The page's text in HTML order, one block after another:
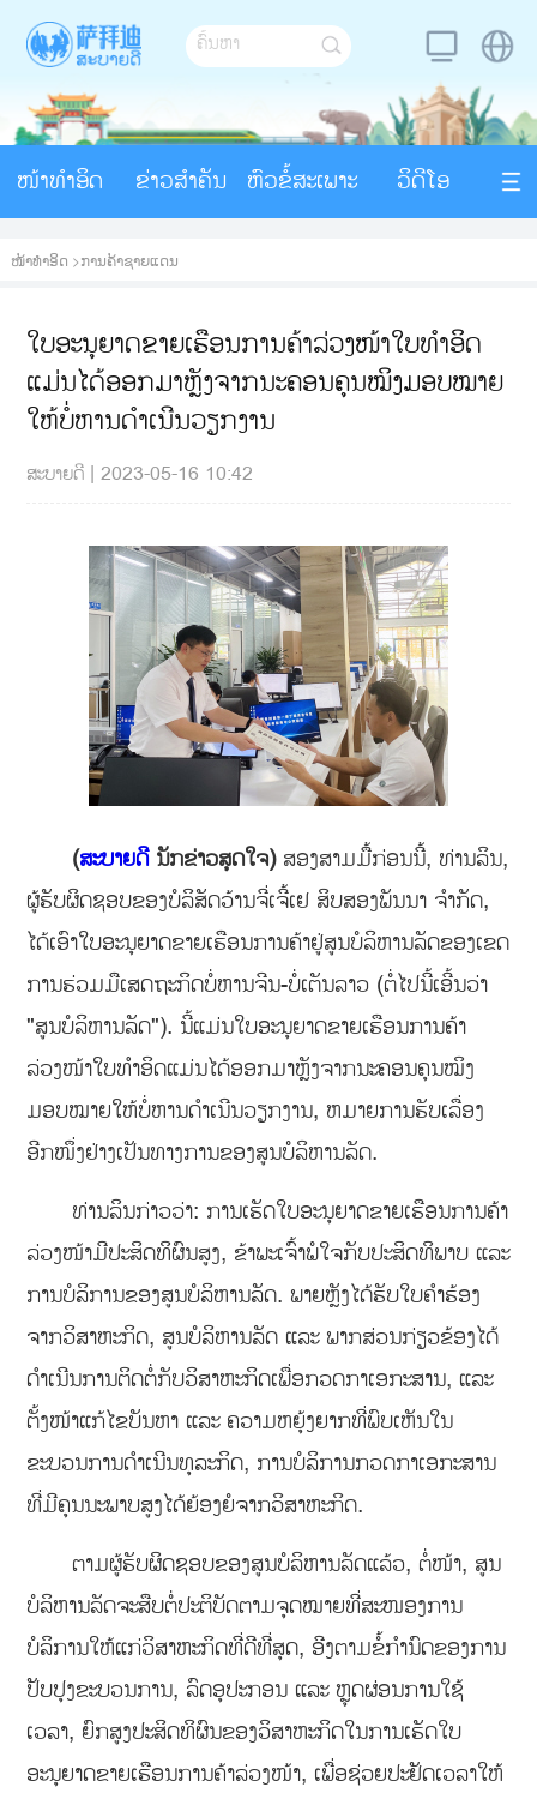
ໜ້າທຳອິດ ຂ່າວສຳຄັນ ຫົວຂໍ້ສະເພາະ ວິດີໂອ
ໜ້າທຳອິດ >ການຄ້າຊາຍແດນ
ໃບອະນຸຍາດຂາຍເຮືອນການຄ້າລ່ວງໜ້າໃບທໍາອິດ
ແມ່ນໄດ້ອອກມາຫຼັງຈາກນະຄອນຄຸນໝິງມອບໝາຍ
ໃຫ້ບໍ່ຫານດຳເນີນວຽກງານ
ສະບາຍດີ |2023-05-16 10:42
(ສະບາຍດີນັກຂ່າວສຸດໃຈ) ສອງສາມມື້ກ່ອນນີ້, ທ່ານລິນ,
ຜູ້ຮັບຜິດຊອບຂອງບໍລິສັດວ້ານຈີ່ເຈີ້ເຢ ສິບສອງພັນນາ ຈຳກັດ,
ໄດ້ເອົາໃບອະນຸຍາດຂາຍເຮືອນການຄ້າຢູ່ສູນບໍລິຫານລັດຂອງເຂດ
ການຮ່ວມມືເສດຖະກິດບໍ່ຫານຈີນ-ບໍ່ເຕັນລາວ (ຕໍ່ໄປນີ້ເອີ້ນວ່າ
"ສູນບໍລິຫານລັດ"). ນີ້ແມ່ນໃບອະນຸຍາດຂາຍເຮືອນການຄ້າ
ລ່ວງໜ້າໃບທໍາອິດແມ່ນໄດ້ອອກມາຫຼັງຈາກນະຄອນຄຸນໝິງ
ມອບໝາຍໃຫ້ບໍ່ຫານດຳເນີນວຽກງານ, ຫມາຍການຮັບເລື່ອງ
ອີກໜຶ່ງຢ່າງເປັນທາງການຂອງສູນບໍລິຫານລັດ.
ທ່ານລິນກ່າວວ່າ: ການເຮັດໃບອະນຸຍາດຂາຍເຮືອນການຄ້າ
ລ່ວງໜ້າມີປະສິດທິຜົນສູງ, ຂ້າພະເຈົ້າພໍໃຈກັບປະສິດທິພາບ ແລະ
ການບໍລິການຂອງສູນບໍລິຫານລັດ. ພາຍຫຼັງໄດ້ຮັບໃບຄຳຮ້ອງ
ຈາກວິສາຫະກິດ, ສູນບໍລິຫານລັດ ແລະ ພາກສ່ວນກ່ຽວຂ້ອງໄດ້
ດຳເນີນການຕິດຕໍ່ກັບວິສາຫະກິດເພື່ອກວດກາເອກະສານ, ແລະ
ຕັ້ງໜ້າແກ້ໄຂບັນຫາ ແລະ ຄວາມຫຍຸ້ງຍາກທີ່ພົບເຫັນໃນ
ຂະບວນການດຳເນີນທຸລະກິດ, ການບໍລິການກວດກາເອກະສານ
ທີ່ມີຄຸນນະພາບສູງໄດ້ຍ້ອງຍໍຈາກວິສາຫະກິດ.
ຕາມຜູ້ຮັບຜິດຊອບຂອງສູນບໍລິຫານລັດແລ້ວ, ຕໍ່ໜ້າ, ສູນ
ບໍລິຫານລັດຈະສືບຕໍ່ປະຕິບັດຕາມຈຸດໝາຍທີ່ສະໜອງການ
ບໍລິການໃຫ້ແກ່ວິສາຫະກິດທີ່ດີທີ່ສຸດ, ອີງຕາມຂໍ້ກໍານົດຂອງການ
ປັບປຸງຂະບວນການ, ລົດອຸປະກອນ ແລະ ຫຼຸດຜ່ອນການໃຊ້
ເວລາ, ຍົກສູງປະສິດທິຜົນຂອງວິສາຫະກິດໃນການເຮັດໃບ
ອະນຸຍາດຂາຍເຮືອນການຄ້າລ່ວງໜ້າ, ເພື່ອຊ່ວຍປະຢັດເວລາໃຫ້